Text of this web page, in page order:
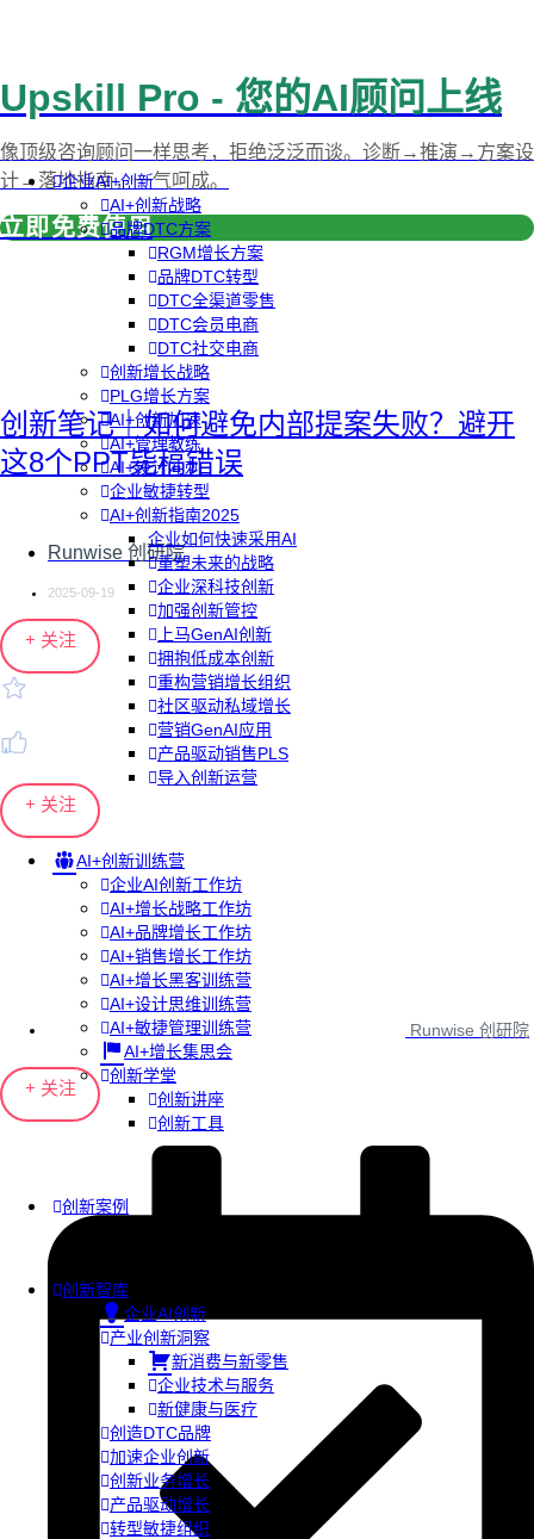
企业AI+创新
AI+创新战略
品牌DTC方案
RGM增长方案
品牌DTC转型
DTC全渠道零售
DTC会员电商
DTC社交电商
创新增长战略
PLG增长方案
AI+创新加速
AI+管理教练
AI+设计冲刺
企业敏捷转型
AI+创新指南2025
企业如何快速采用AI
重塑未来的战略
企业深科技创新
加强创新管控
上马GenAI创新
拥抱低成本创新
重构营销增长组织
社区驱动私域增长
营销GenAI应用
产品驱动销售PLS
导入创新运营
AI+创新训练营
企业AI创新工作坊
AI+增长战略工作坊
AI+品牌增长工作坊
AI+销售增长工作坊
AI+增长黑客训练营
AI+设计思维训练营
AI+敏捷管理训练营
AI+增长集思会
创新学堂
创新讲座
创新工具
创新案例
创新智库
企业AI创新
产业创新洞察
新消费与新零售
企业技术与服务
新健康与医疗
创造DTC品牌
加速企业创新
创新业务增长
产品驱动增长
转型敏捷组织
Upskill Pro - 您的AI顾问上线
像顶级咨询顾问一样思考，拒绝泛泛而谈。诊断→推演→方案设
计→落地指南，一气呵成。
立即免费使用
创新笔记｜如何避免内部提案失败？避开
这8个PPT毙稿错误
Runwise 创研院
2025-09-19
+ 关注
+ 关注
Runwise 创研院
+ 关注